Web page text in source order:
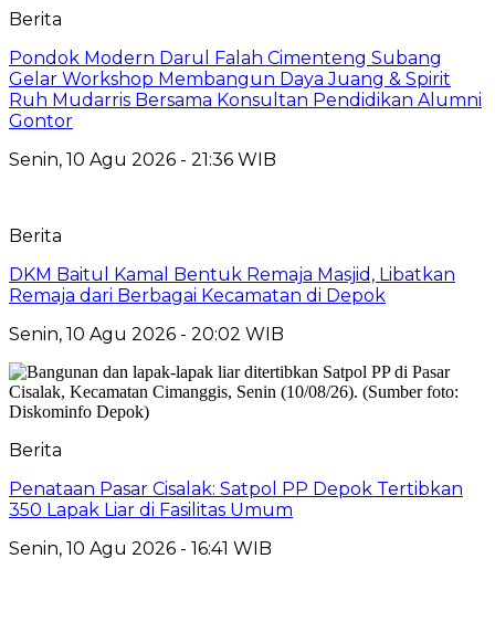
Berita
Pondok Modern Darul Falah Cimenteng Subang
Gelar Workshop Membangun Daya Juang & Spirit
Ruh Mudarris Bersama Konsultan Pendidikan Alumni
Gontor
Senin, 10 Agu 2026 - 21:36 WIB
Berita
DKM Baitul Kamal Bentuk Remaja Masjid, Libatkan
Remaja dari Berbagai Kecamatan di Depok
Senin, 10 Agu 2026 - 20:02 WIB
Berita
Penataan Pasar Cisalak: Satpol PP Depok Tertibkan
350 Lapak Liar di Fasilitas Umum
Senin, 10 Agu 2026 - 16:41 WIB